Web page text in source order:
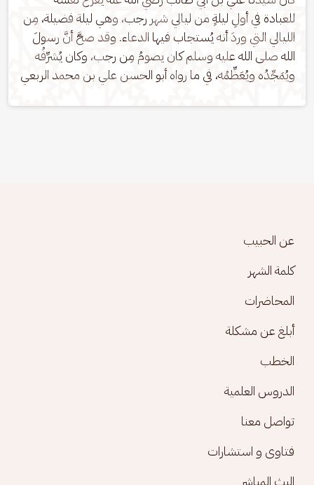
للعبادة في أولِ ليلةٍ من ليالي شهر رجب، وهي ليلة فضيلة، مِن
الليالي التي وردَ أنه يُستجاب فيها الدعاء. وقد صحَّ أنَّ رسولَ
الله صلى الله عليه وسلم كان يصومُ مِن رجب، وكان يُشرِّفُه
ويُمَجِّدُه ويُعَظِّمُه، في ما رواه أبو الحسن علي بن محمد الربعي
Footer menu
عن الحبيب
كلمة الشهر
المحاضرات
أبلغ عن مشكلة
الخطب
الدروس العلمية
تواصل معنا
فتاوى و استشارات